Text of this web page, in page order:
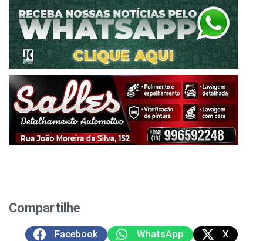
Compartilhe
Facebook WhatsApp X